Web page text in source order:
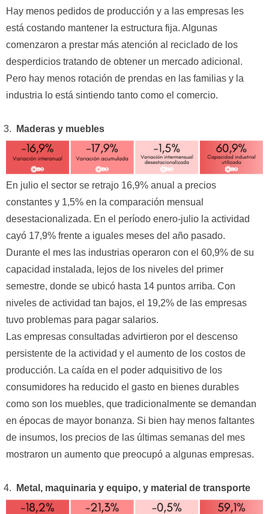
Hay menos pedidos de producción y a las empresas les
está costando mantener la estructura fija. Algunas
comenzaron a prestar más atención al reciclado de los
desperdicios tratando de obtener un mercado adicional.
Pero hay menos rotación de prendas en las familias y la
industria lo está sintiendo tanto como el comercio.
Maderas y muebles
En julio el sector se retrajo 16,9% anual a precios
constantes y 1,5% en la comparación mensual
desestacionalizada. En el período enero-julio la actividad
cayó 17,9% frente a iguales meses del año pasado.
Durante el mes las industrias operaron con el 60,9% de su
capacidad instalada, lejos de los niveles del primer
semestre, donde se ubicó hasta 14 puntos arriba. Con
niveles de actividad tan bajos, el 19,2% de las empresas
tuvo problemas para pagar salarios.
Las empresas consultadas advirtieron por el descenso
persistente de la actividad y el aumento de los costos de
producción. La caída en el poder adquisitivo de los
consumidores ha reducido el gasto en bienes durables
como son los muebles, que tradicionalmente se demandan
en épocas de mayor bonanza. Si bien hay menos faltantes
de insumos, los precios de las últimas semanas del mes
mostraron un aumento que preocupó a algunas empresas.
Metal, maquinaria y equipo, y material de transporte